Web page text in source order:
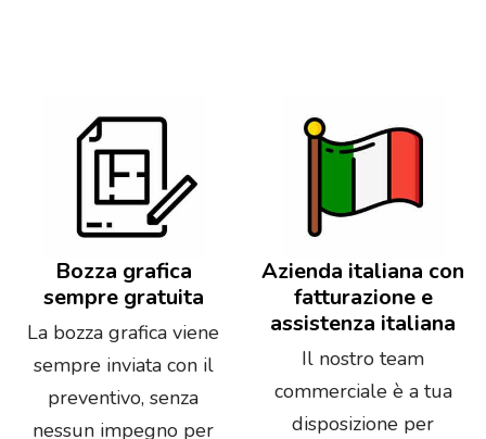
Bozza grafica
sempre gratuita
La bozza grafica viene
sempre inviata con il
preventivo, senza
nessun impegno per
Azienda italiana con
fatturazione e
assistenza italiana
Il nostro team
commerciale è a tua
disposizione per